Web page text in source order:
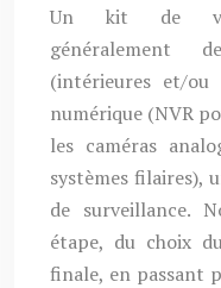
Un kit de
généralement
(intérieures et/ou
numérique (NVR
les caméras
systèmes filaires),
de surveillance.
étape, du choix
finale, en passant